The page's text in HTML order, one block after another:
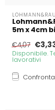
5m x 4cm
€4,07
Disponibile.
lavorativi
Confronta